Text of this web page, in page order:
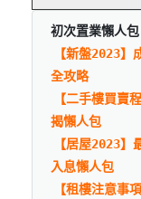
初次置業懶人包
【新盤2023】
全攻略
【二手樓買賣
揭懶人包
【居屋2023】
入息懶人包
【租樓注意事